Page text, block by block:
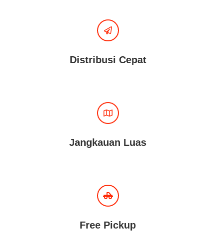
Distribusi Cepat
Jangkauan Luas
Free Pickup